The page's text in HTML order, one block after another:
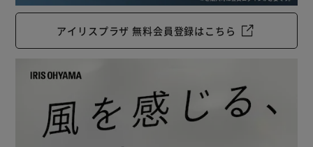
アイリスプラザ 無料会員登録はこちら